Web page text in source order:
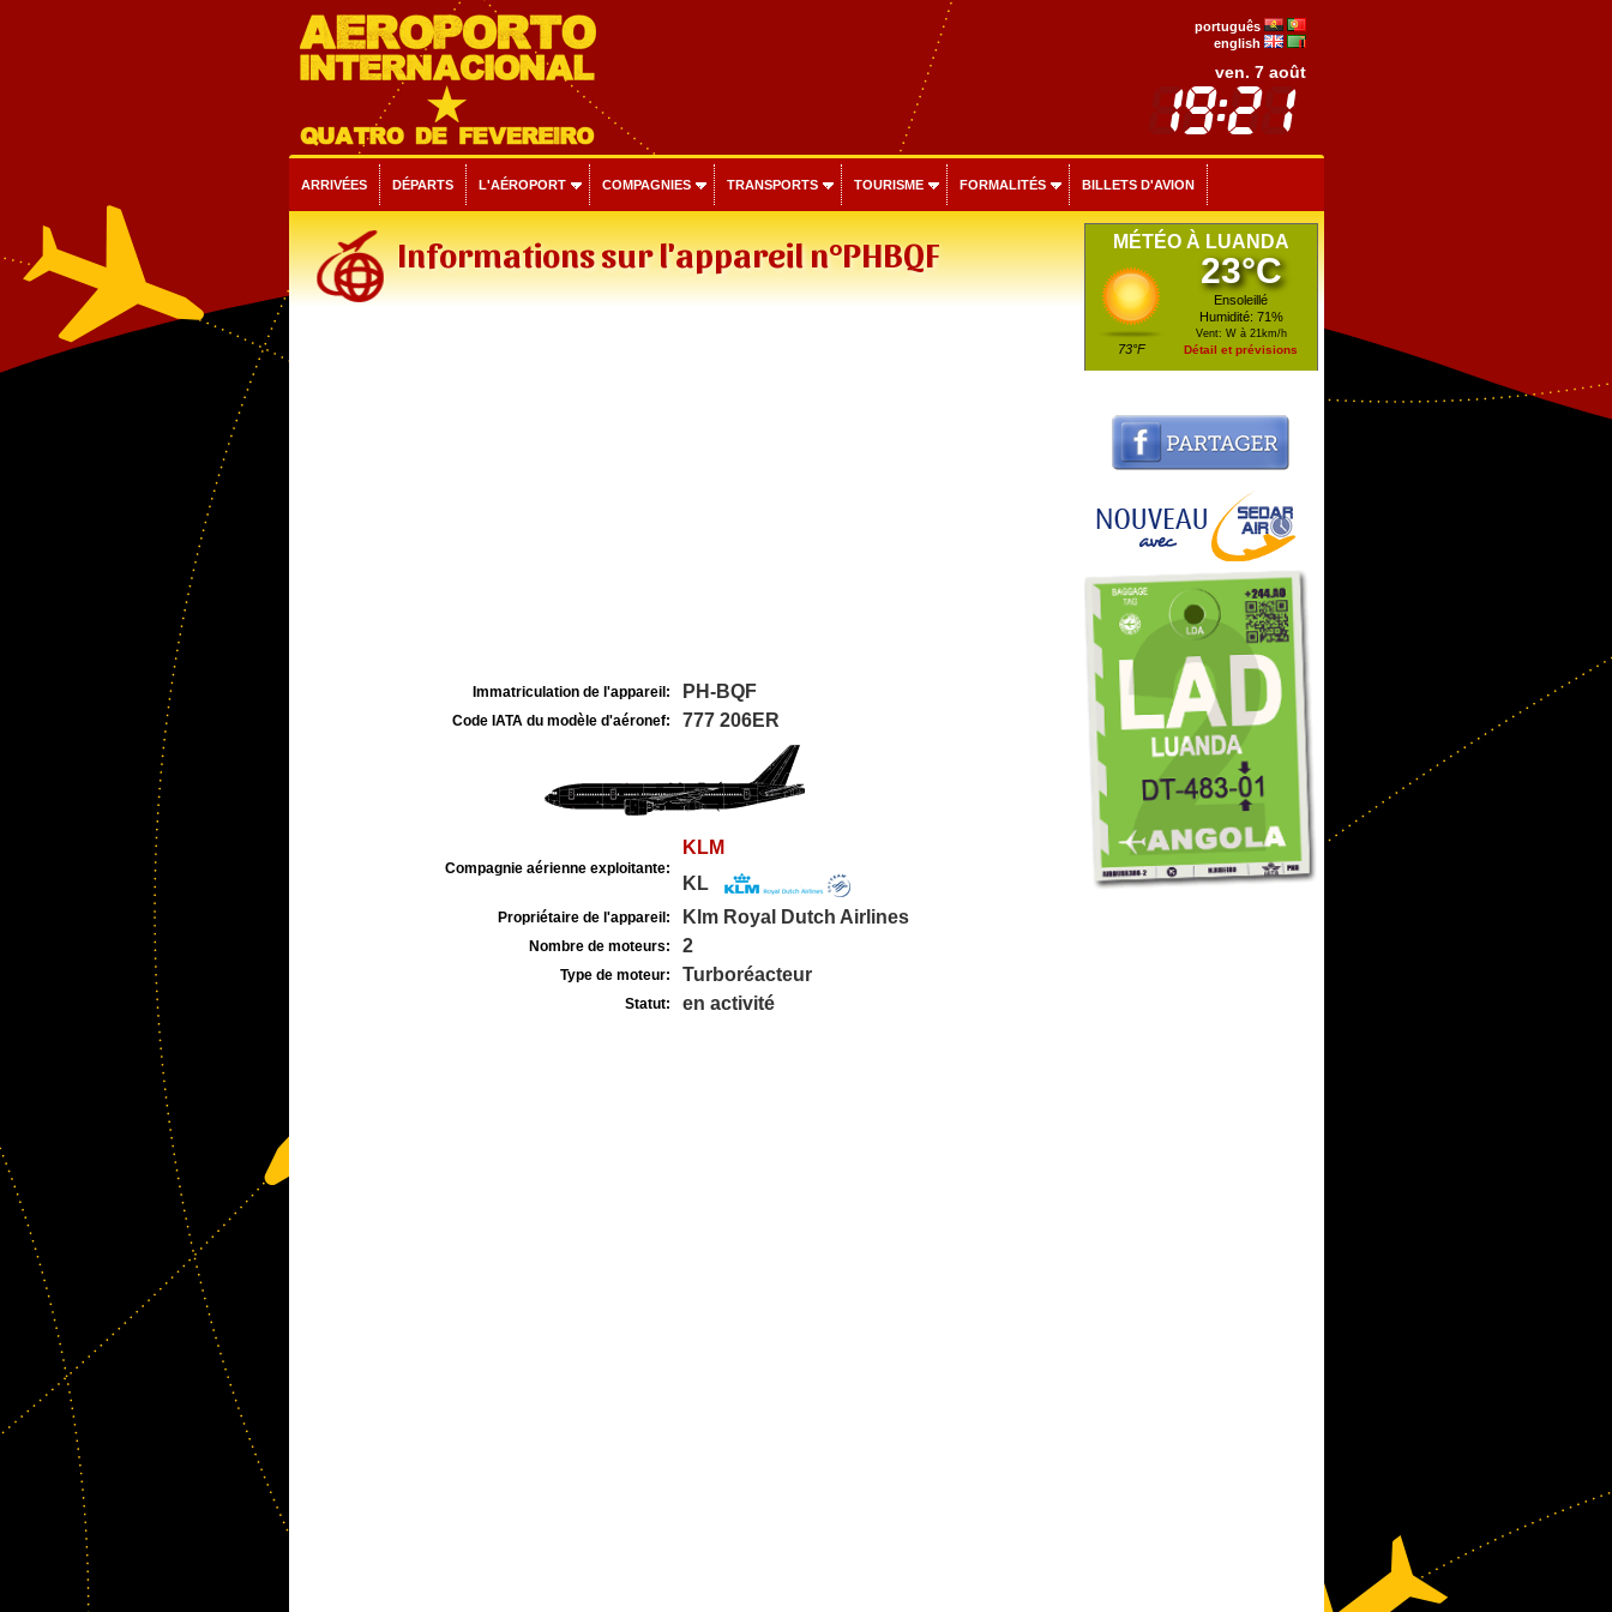
português
english
ven. 7 août
ARRIVÉES DÉPARTS L'AÉROPORT COMPAGNIES TRANSPORTS TOURISME FORMALITÉS BILLETS D'AVION
Informations sur l'appareil n°PHBQF
Immatriculation de l'appareil: PH-BQF
Code IATA du modèle d'aéronef: 777 206ER
Compagnie aérienne exploitante:
KLM
KL
Propriétaire de l'appareil: Klm Royal Dutch Airlines
Nombre de moteurs: 2
Type de moteur: Turboréacteur
Statut: en activité
MÉTÉO À LUANDA
73°F
23°C
Ensoleillé
Humidité: 71%
Vent: W à 21km/h
Détail et prévisions